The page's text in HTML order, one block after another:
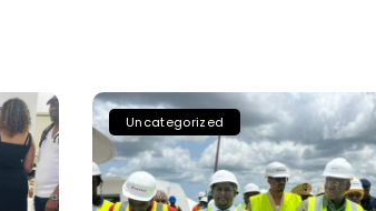
Uncategorized